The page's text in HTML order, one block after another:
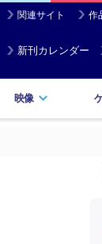
関連サイト 作
新刊カレンダー
映像